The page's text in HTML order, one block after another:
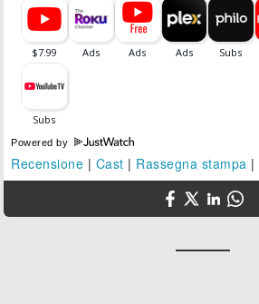
Powered by
Recensione | Cast | Rassegna stampa |